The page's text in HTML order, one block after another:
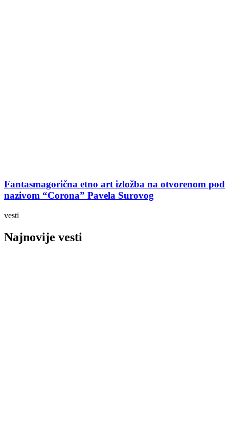
Fantasmagorična etno art izložba na otvorenom pod
nazivom “Corona” Pavela Surovog
vesti
Najnovije vesti